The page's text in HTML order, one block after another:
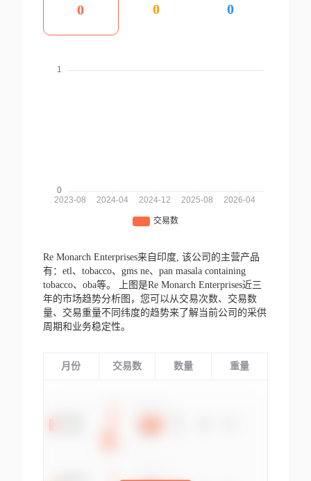
0 0 0
Re Monarch Enterprises来自印度, 该公司的主营产品
有：etl、tobacco、gms ne、pan masala containing
tobacco、oba等。
上图是Re Monarch Enterprises近三
年的市场趋势分析图，您可以从交易次数、交易数
量、交易重量不同纬度的趋势来了解当前公司的采供
周期和业务稳定性。
月份 交易数 数量 重量